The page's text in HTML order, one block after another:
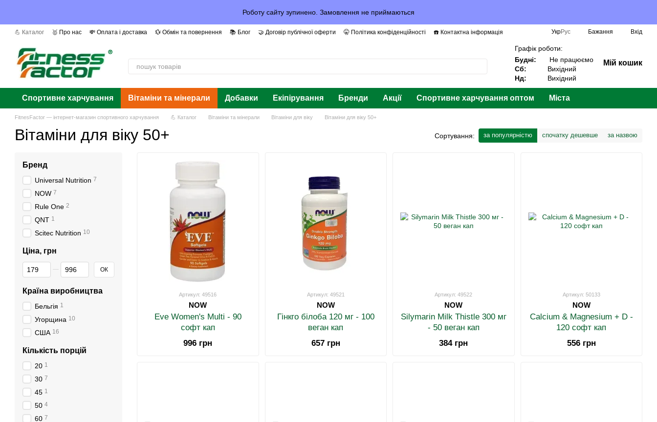
Роботу сайту зупинено. Замовлення не приймаються
💪 Каталог 🥇 Про нас 💸 Оплата і доставка 💱 Обмін та повернення 📚 Блог 🤝 Договір публічної оферти 🤫 Політика конфіденційності
☎️ Контактна інформація
УкрРус Бажання Вхід
Графік роботи:
Будні:
Не працюємо
Сб:
Вихідний
Нд:
Вихідний
Мій кошик
Спортивне харчування Вітаміни та мінерали Добавки Екіпірування Бренди Акції Спортивне харчування оптом Міста
FitnesFactor — інтернет-магазин спортивного харчування 💪 Каталог Вітаміни та мінерали Вітаміни для віку Вітаміни для віку 50+
Вітаміни для віку 50+ Сортування: за популярністю спочатку дешевше за назвою
Артикул: 49516
NOW
Eve Women's Multi - 90
софт кап
996 грн
Артикул: 49521
NOW
Гінкго білоба 120 мг - 100
веган кап
657 грн
Артикул: 49522
NOW
Silymarin Milk Thistle 300 мг
- 50 веган кап
384 грн
Артикул: 50133
NOW
Calcium & Magnesium + D -
120 софт кап
556 грн
Бренд
Universal Nutrition 7
NOW 7
Rule One 2
QNT 1
Scitec Nutrition 10
Ціна, грн
Від Ціна, грн
До Ціна, грн ОК
Країна виробництва
Бельгія 1
Угорщина 10
США 16
Кількість порцій
20 1
30 7
45 1
50 4
60 7